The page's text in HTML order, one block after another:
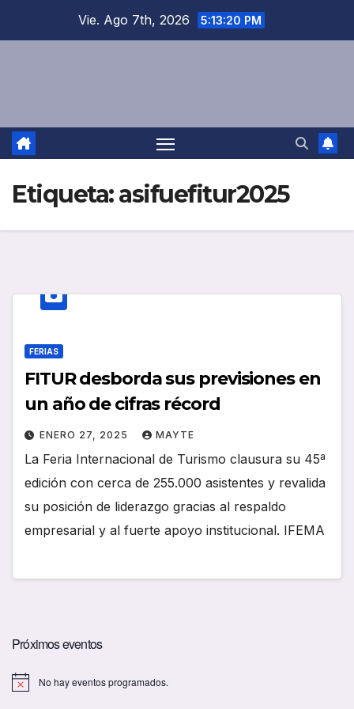
Vie. Ago 7th, 2026 5:13:20 PM
Etiqueta:asifuefitur2025
FERIAS
FITUR desborda sus previsiones en
un año de cifras récord
ENERO 27, 2025 MAYTE
La Feria Internacional de Turismo clausura su 45ª
edición con cerca de 255.000 asistentes y revalida
su posición de liderazgo gracias al respaldo
empresarial y al fuerte apoyo institucional. IFEMA
Próximos eventos
No hay eventos programados.